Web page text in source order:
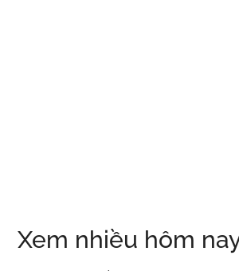
Xem nhiều hôm